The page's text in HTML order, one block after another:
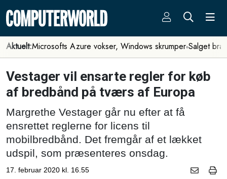
Aktuelt:Microsofts Azure vokser, Windows skrumper Salget
Vestager vil ensarte regler for køb
af bredbånd på tværs af Europa
Margrethe Vestager går nu efter at få
ensrettet reglerne for licens til
mobilbredbånd. Det fremgår af et lækket
udspil, som præsenteres onsdag.
17. februar 2020 kl. 16.55